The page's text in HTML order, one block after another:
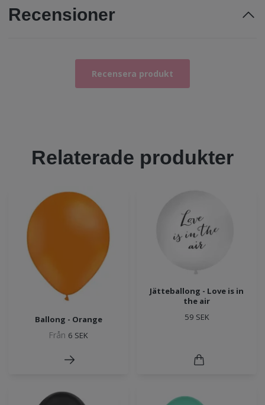
Recensioner
Recensera produkt
Relaterade produkter
Ballong - Orange
Från 6 SEK
Jätteballong - Love is in
the air
59 SEK